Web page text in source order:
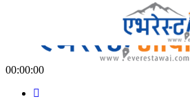
00:00:00